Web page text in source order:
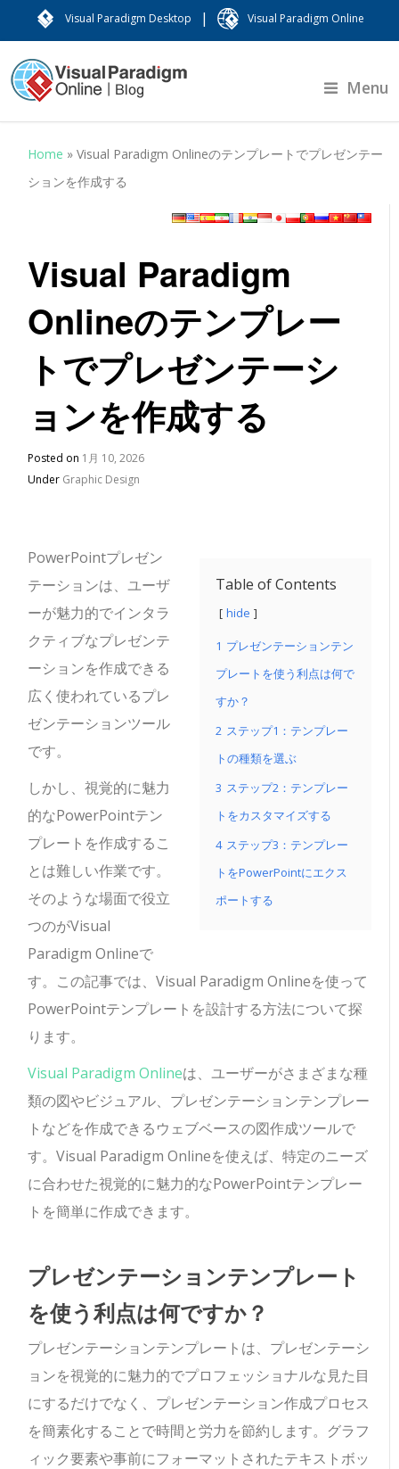
Visual Paradigm Desktop | Visual Paradigm Online
Menu
Home »Visual Paradigm Onlineのテンプレートでプレゼンテー
ションを作成する
Visual Paradigm
Onlineのテンプレー
トでプレゼンテーシ
ョンを作成する
Posted on 1月 10, 2026
Under Graphic Design
Table of Contents
hide
1 プレゼンテーションテン
プレートを使う利点は何で
すか？
2 ステップ1：テンプレー
トの種類を選ぶ
3 ステップ2：テンプレー
トをカスタマイズする
4 ステップ3：テンプレー
トをPowerPointにエクス
ポートする
PowerPointプレゼン
テーションは、ユーザ
ーが魅力的でインタラ
クティブなプレゼンテ
ーションを作成できる
広く使われているプレ
ゼンテーションツール
です。
しかし、視覚的に魅力
的なPowerPointテン
プレートを作成するこ
とは難しい作業です。
そのような場面で役立
つのがVisual
Paradigm Onlineで
す。この記事では、Visual Paradigm Onlineを使って
PowerPointテンプレートを設計する方法について探
ります。
Visual Paradigm Onlineは、ユーザーがさまざまな種
類の図やビジュアル、プレゼンテーションテンプレー
トなどを作成できるウェブベースの図作成ツールで
す。Visual Paradigm Onlineを使えば、特定のニーズ
に合わせた視覚的に魅力的なPowerPointテンプレー
トを簡単に作成できます。
プレゼンテーションテンプレート
を使う利点は何ですか？
プレゼンテーションテンプレートは、プレゼンテーシ
ョンを視覚的に魅力的でプロフェッショナルな見た目
にするだけでなく、プレゼンテーション作成プロセス
を簡素化することで時間と労力を節約します。グラフ
ィック要素や事前にフォーマットされたテキストボッ